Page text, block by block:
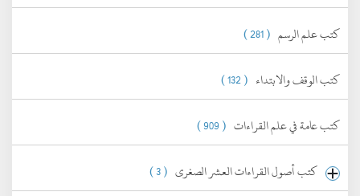
كتب علم الرسم ( 281 )
كتب الوقف والابتداء ( 132 )
كتب عامة في علم القراءات ( 909 )
كتب أصول القراءات العشر الصغرى ( 3 )